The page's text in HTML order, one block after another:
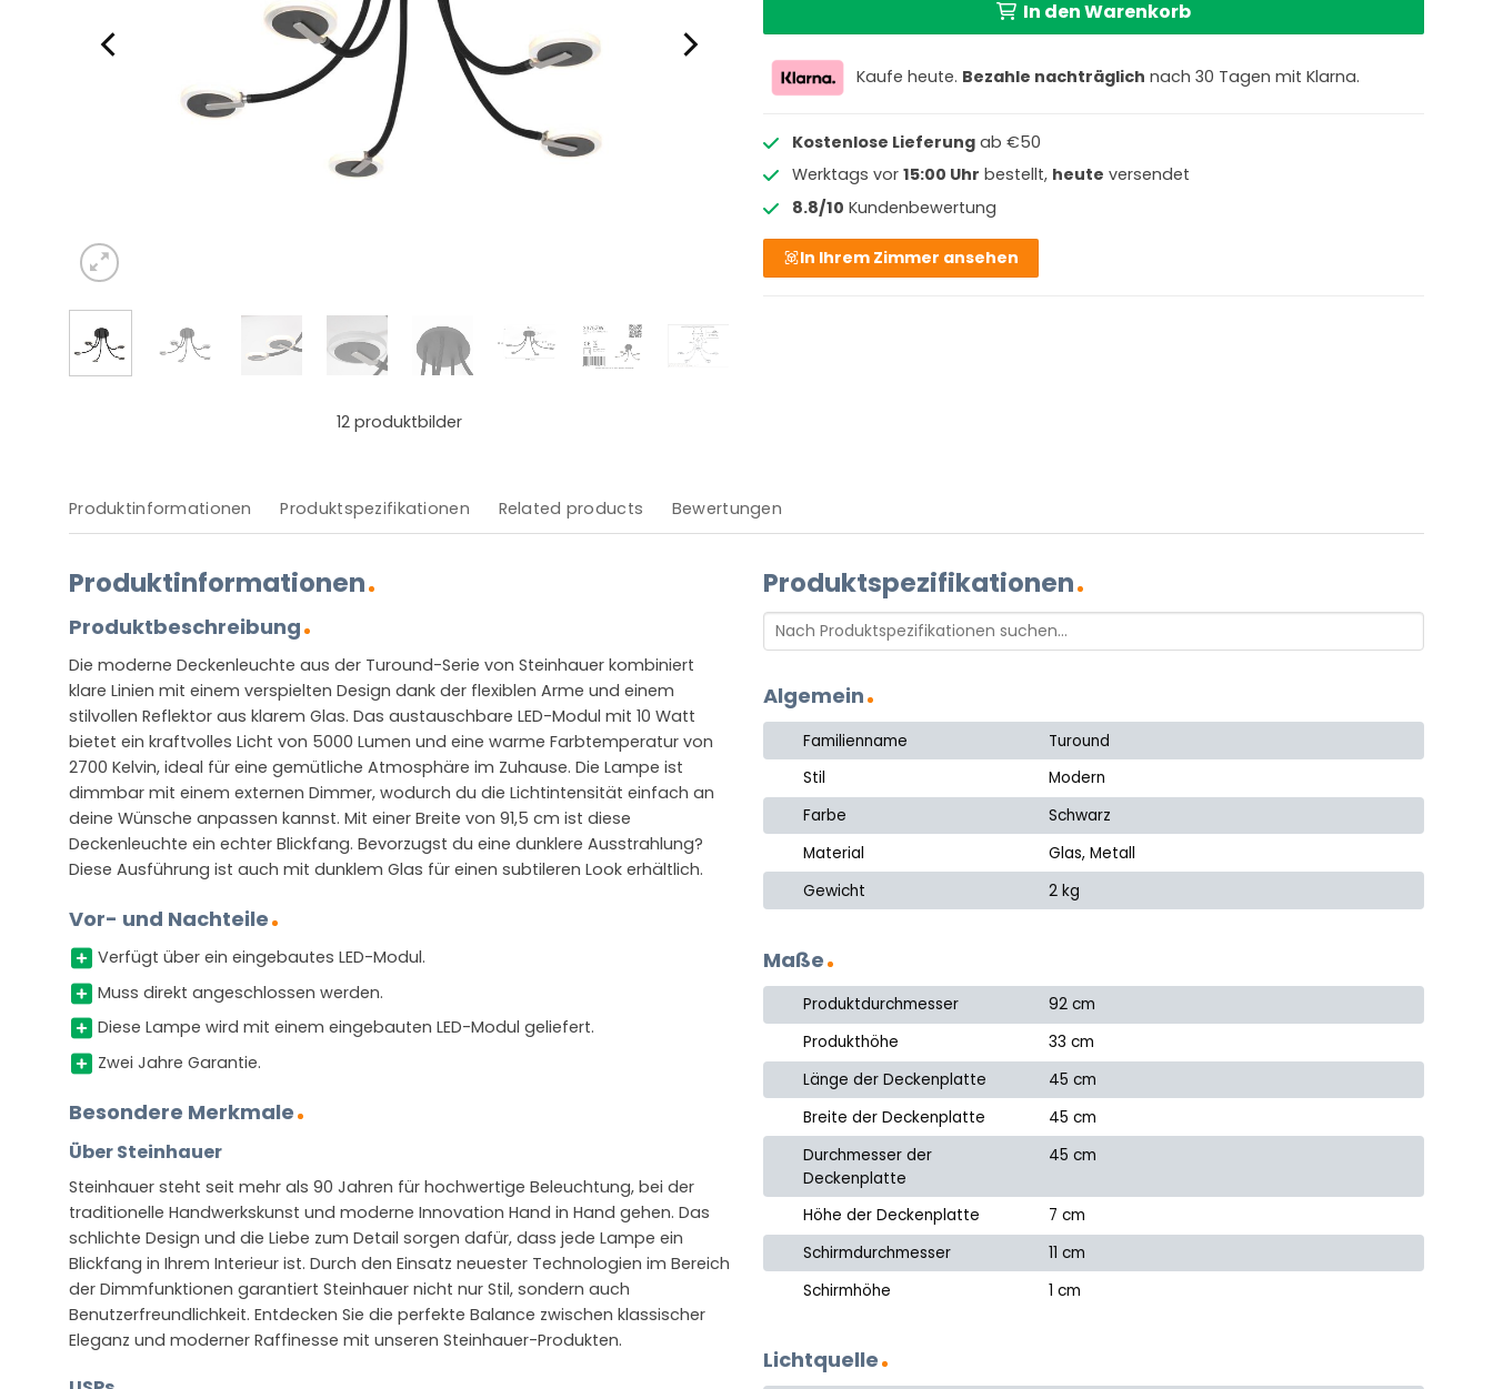
12 produktbilder
In den Warenkorb
Kaufe heute. Bezahle nachträglich nach 30 Tagen mit Klarna.
Kostenlose Lieferungab €50
Werktags vor 15:00 Uhr bestellt, heute versendet
8.8/10 Kundenbewertung
In Ihrem Zimmer ansehen
Produktinformationen Produktspezifikationen Related products Bewertungen
Produktinformationen
Produktbeschreibung
Die moderne Deckenleuchte aus der Turound-Serie von Steinhauer kombiniert
klare Linien mit einem verspielten Design dank der flexiblen Arme und einem
stilvollen Reflektor aus klarem Glas. Das austauschbare LED-Modul mit 10 Watt
bietet ein kraftvolles Licht von 5000 Lumen und eine warme Farbtemperatur von
2700 Kelvin, ideal für eine gemütliche Atmosphäre im Zuhause. Die Lampe ist
dimmbar mit einem externen Dimmer, wodurch du die Lichtintensität einfach an
deine Wünsche anpassen kannst. Mit einer Breite von 91,5 cm ist diese
Deckenleuchte ein echter Blickfang. Bevorzugst du eine dunklere Ausstrahlung?
Diese Ausführung ist auch mit dunklem Glas für einen subtileren Look erhältlich.
Vor- und Nachteile
Verfügt über ein eingebautes LED-Modul.
Muss direkt angeschlossen werden.
Diese Lampe wird mit einem eingebauten LED-Modul geliefert.
Zwei Jahre Garantie.
Besondere Merkmale
Über Steinhauer
Steinhauer steht seit mehr als 90 Jahren für hochwertige Beleuchtung, bei der
traditionelle Handwerkskunst und moderne Innovation Hand in Hand gehen. Das
schlichte Design und die Liebe zum Detail sorgen dafür, dass jede Lampe ein
Blickfang in Ihrem Interieur ist. Durch den Einsatz neuester Technologien im Bereich
der Dimmfunktionen garantiert Steinhauer nicht nur Stil, sondern auch
Benutzerfreundlichkeit. Entdecken Sie die perfekte Balance zwischen klassischer
Eleganz und moderner Raffinesse mit unseren Steinhauer-Produkten.
Produktspezifikationen
Algemein
Familienname
Turound
Stil
Modern
Farbe
Schwarz
Material
Glas, Metall
Gewicht
2 kg
Maße
Produktdurchmesser
92 cm
Produkthöhe
33 cm
Länge der Deckenplatte
45 cm
Breite der Deckenplatte
45 cm
Durchmesser der
Deckenplatte
45 cm
Höhe der Deckenplatte
7 cm
Schirmdurchmesser
11 cm
Schirmhöhe
1 cm
Lichtquelle